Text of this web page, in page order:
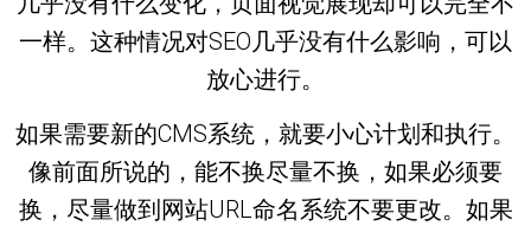
一样。这种情况对SEO几乎没有什么影响，可以
放心进行。
如果需要新的CMS系统，就要小心计划和执行。
像前面所说的，能不换尽量不换，如果必须要
换，尽量做到网站URL命名系统不要更改。如果